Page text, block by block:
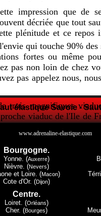
élastique Savoie -
Bourgogne.
Yonne. (Auxerre)
Nièvre. (Nevers)
et Loire. (Macon)
Cote d'Or. (Dijon)
Centre.
Loiret. (Orléans)
Cher. (Bourges)
impression que de
décriée que tout
plénitude et ce repos
qui touche 90% des
fortes ou même
pas non loin de chez
pas appelez nous,
trois magnifiques
viaduc de l'Ile de
Champagne Ardenne.
Druyes les Belles
les Ardennes c'est la
et seulement à
envie de regarder
proche, vous avoir
www.adrenaline-elastique.com